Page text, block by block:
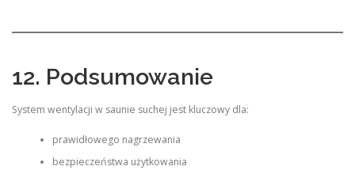
12. Podsumowanie
System wentylacji w saunie suchej jest kluczowy dla:
prawidłowego nagrzewania
bezpieczeństwa użytkowania